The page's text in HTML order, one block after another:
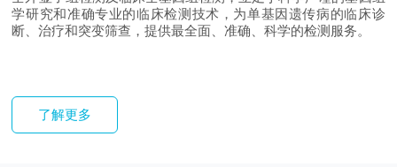
学研究和准确专业的临床检测技术，为单基因遗传病的临床诊
断、治疗和突变筛查，提供最全面、准确、科学的检测服务。
了解更多